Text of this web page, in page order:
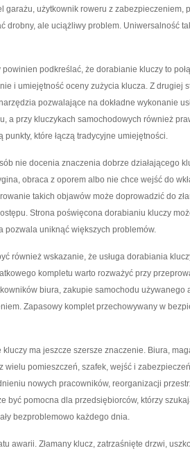
garażu, użytkownik roweru z zabezpieczeniem,
drobny, ale uciążliwy problem. Uniwersalność
podkreślać, że dorabianie kluczy to
i umiejętność oceny zużycia klucza. Z drugiej
pozwalające na dokładne wykonanie
a przy kluczykach samochodowych również
punkty, które łączą tradycyjne umiejętności.
nie docenia znaczenia dobrze działającego
obraca z oporem albo nie chce wejść do
takich objawów może doprowadzić do
Strona poświęcona dorabianiu kluczy
pozwala uniknąć większych problemów.
również wskazanie, że usługa dorabiania
kompletu warto rozważyć przy
biura, zakupie samochodu
Zapasowy komplet przechowywany w
ma jeszcze szersze znaczenie. Biura,
wielu pomieszczeń, szafek, wejść i
nowych pracowników, reorganizacji
być pomocna dla przedsiębiorców, którzy
bezproblemowo każdego dnia.
awarii. Złamany klucz, zatrzaśnięte drzwi,